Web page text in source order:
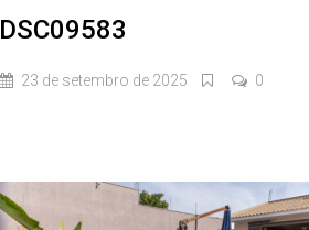
DSC09583
23 de setembro de 2025 0